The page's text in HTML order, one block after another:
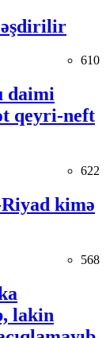
610
daimi
qeyri-neft
622
kimə
568
lakin